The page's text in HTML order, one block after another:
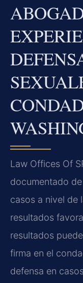
Law Offices Of
documentado
casos a nivel de
resultados
resultados
firma en el
defensa en